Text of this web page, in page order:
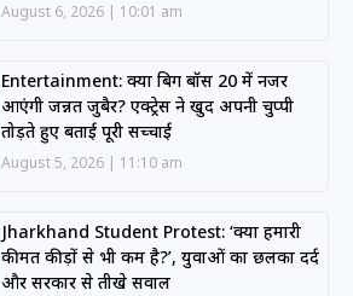
August 6, 2026 10:01 am
Entertainment: क्या बिग बॉस 20 में नजर
आएंगी जन्नत जुबैर? एक्ट्रेस ने खुद अपनी चुप्पी
तोड़ते हुए बताई पूरी सच्चाई
August 5, 2026 11:10 am
Jharkhand Student Protest: ‘क्या हमारी
कीमत कीड़ों से भी कम है?’, युवाओं का छलका दर्द
और सरकार से तीखे सवाल